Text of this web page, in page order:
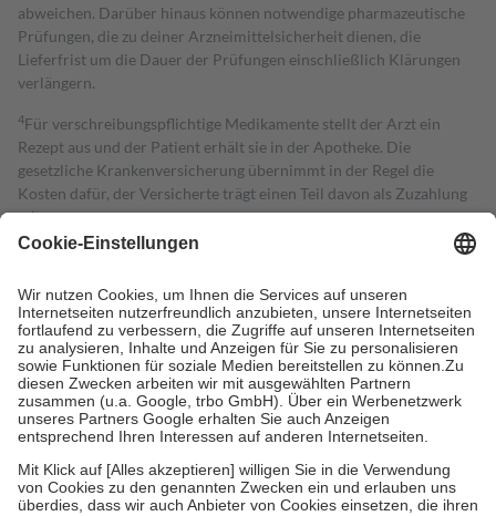
abweichen. Darüber hinaus können notwendige pharmazeutische
Prüfungen, die zu deiner Arzneimittelsicherheit dienen, die
Lieferfrist um die Dauer der Prüfungen einschließlich Klärungen
verlängern.
4Für verschreibungspflichtige Medikamente stellt der Arzt ein
Rezept aus und der Patient erhält sie in der Apotheke. Die
gesetzliche Krankenversicherung übernimmt in der Regel die
Kosten dafür, der Versicherte trägt einen Teil davon als Zuzahlung
mit.
Grundsätzlich leisten Mitglieder Zuzahlungen in Höhe von zehn
höchstens zehn Euro.
Es sind jedoch nie mehr als die tatsächlichen
Kosten der Leistung zu entrichten.
Diese Regeln gelten grundsätzlich auch für Online-Apotheken.
Bei Heilmitteln und häuslicher Krankenpflege beträgt die
Zuzahlung zehn Prozent der Kosten sowie zehn Euro je
Verordnung.
Um das Engagement der Versicherten für ihre eigene Gesundheit zu
stärken und die besondere Stellung der Familie zu unterstützen,
fallenkeine Zuzahlungenan bei:
• Kindern und Jugendlichen bis zum vollendeten 18. Lebensjahr